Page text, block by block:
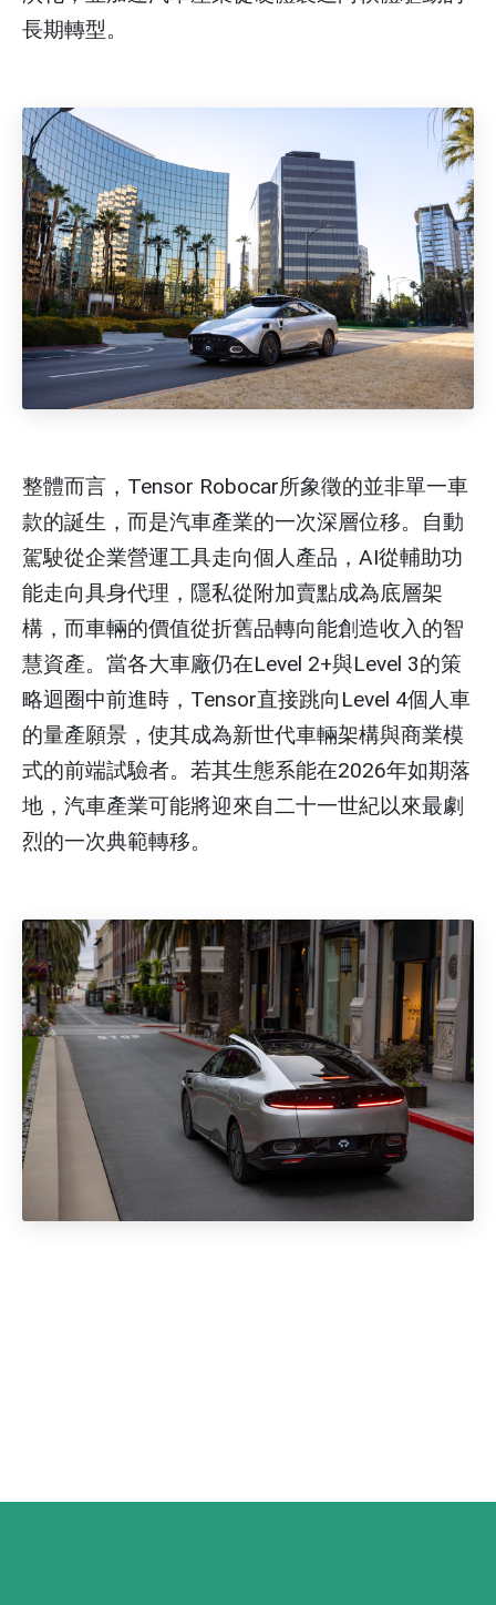
長期轉型。
整體而言，Tensor Robocar所象徵的並非單一車
款的誕生，而是汽車產業的一次深層位移。自動
駕駛從企業營運工具走向個人產品，AI從輔助功
能走向具身代理，隱私從附加賣點成為底層架
構，而車輛的價值從折舊品轉向能創造收入的智
慧資產。當各大車廠仍在Level 2+與Level 3的策
略迴圈中前進時，Tensor直接跳向Level 4個人車
的量產願景，使其成為新世代車輛架構與商業模
式的前端試驗者。若其生態系能在2026年如期落
地，汽車產業可能將迎來自二十一世紀以來最劇
烈的一次典範轉移。